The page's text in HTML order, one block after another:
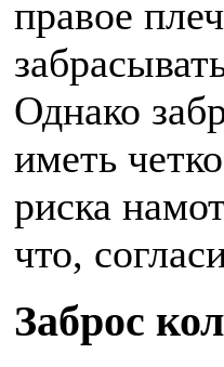
правое
Однако
иметь
риска
что,
Заброс